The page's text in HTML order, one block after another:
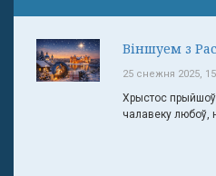
Віншуем з
25 снежня 2025,
Хрыстос прыйшоў
чалавеку любоў,